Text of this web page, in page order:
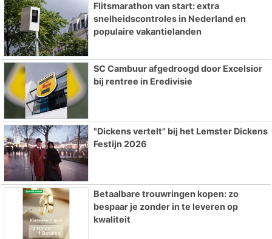
Flitsmarathon van start: extra
snelheidscontroles in Nederland en
populaire vakantielanden
SC Cambuur afgedroogd door Excelsior
bij rentree in Eredivisie
"Dickens vertelt" bij het Lemster Dickens
Festijn 2026
Betaalbare trouwringen kopen: zo
bespaar je zonder in te leveren op
kwaliteit